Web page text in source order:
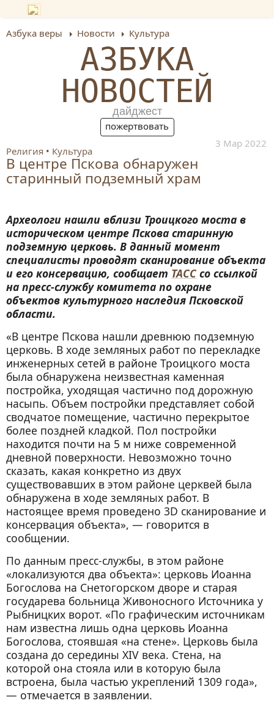
Азбука веры Новости Культура
АЗБУКА
НОВОСТЕЙ
дайджест
пожертвовать
3 Мар 2022
Религия Культура
В центре Пскова обнаружен
старинный подземный храм
Археологи нашли вблизи Троицкого моста в
историческом центре Пскова старинную
подземную церковь. В данный момент
специалисты проводят сканирование объекта
и его консервацию, сообщает ТАССсо ссылкой
на пресс-службу комитета по охране
объектов культурного наследия Псковской
области.
«В центре Пскова нашли древнюю подземную
церковь. В ходе земляных работ по перекладке
инженерных сетей в районе Троицкого моста
была обнаружена неизвестная каменная
постройка, уходящая частично под дорожную
насыпь. Объем постройки представляет собой
сводчатое помещение, частично перекрытое
более поздней кладкой. Пол постройки
находится почти на 5 м ниже современной
дневной поверхности. Невозможно точно
сказать, какая конкретно из двух
существовавших в этом районе церквей была
обнаружена в ходе земляных работ. В
настоящее время проведено 3D сканирование и
консервация объекта», — говорится в
сообщении.
По данным пресс-службы, в этом районе
«локализуются два объекта»: церковь Иоанна
Богослова на Снетогорском дворе и старая
государева больница Живоносного Источника у
Рыбницких ворот. «По графическим источникам
нам известна лишь одна церковь Иоанна
Богослова, стоявшая «на стене». Церковь была
создана до середины XIV века. Стена, на
которой она стояла или в которую была
встроена, была частью укреплений 1309 года»,
— отмечается в заявлении.